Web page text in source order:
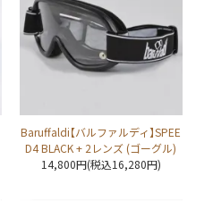
Baruffaldi【バルファルディ】SPEE
D4 BLACK + 2レンズ (ゴーグル)
14,800円(税込16,280円)